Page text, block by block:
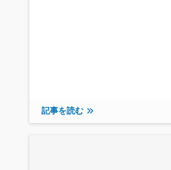
記事を読む